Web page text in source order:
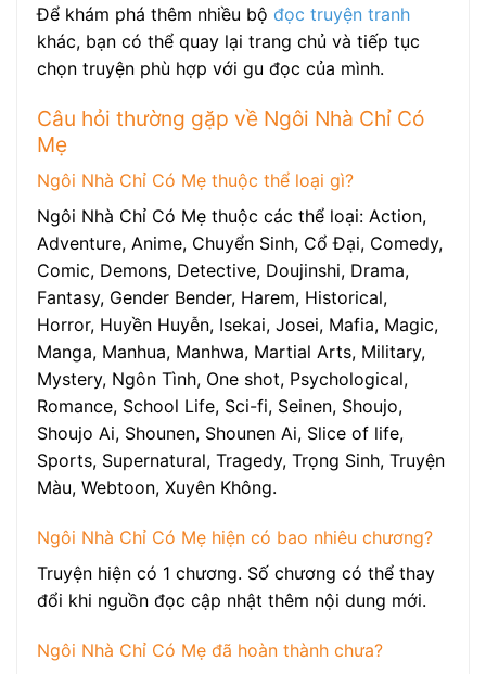
Để khám phá thêm nhiều bộ đọc truyện tranh
khác, bạn có thể quay lại trang chủ và tiếp tục
chọn truyện phù hợp với gu đọc của mình.
Câu hỏi thường gặp về Ngôi Nhà Chỉ Có
Mẹ
Ngôi Nhà Chỉ Có Mẹ thuộc thể loại gì?
Ngôi Nhà Chỉ Có Mẹ thuộc các thể loại: Action,
Adventure, Anime, Chuyển Sinh, Cổ Đại, Comedy,
Comic, Demons, Detective, Doujinshi, Drama,
Fantasy, Gender Bender, Harem, Historical,
Horror, Huyền Huyễn, Isekai, Josei, Mafia, Magic,
Manga, Manhua, Manhwa, Martial Arts, Military,
Mystery, Ngôn Tình, One shot, Psychological,
Romance, School Life, Sci-fi, Seinen, Shoujo,
Shoujo Ai, Shounen, Shounen Ai, Slice of life,
Sports, Supernatural, Tragedy, Trọng Sinh, Truyện
Màu, Webtoon, Xuyên Không.
Ngôi Nhà Chỉ Có Mẹ hiện có bao nhiêu chương?
Truyện hiện có 1 chương. Số chương có thể thay
đổi khi nguồn đọc cập nhật thêm nội dung mới.
Ngôi Nhà Chỉ Có Mẹ đã hoàn thành chưa?